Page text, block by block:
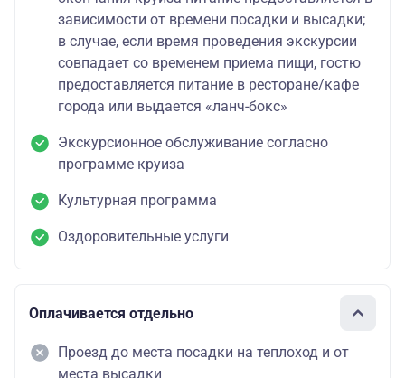
зависимости от времени посадки и высадки;
в случае, если время проведения экскурсии
совпадает со временем приема пищи, гостю
предоставляется питание в ресторане/кафе
города или выдается «ланч-бокс»
Экскурсионное обслуживание согласно
программе круиза
Культурная программа
Оздоровительные услуги
Оплачивается отдельно
Проезд до места посадки на теплоход и от
места высадки